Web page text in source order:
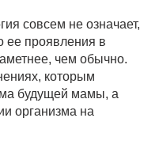
совсем не означает,
ее проявления в
чем обычно.
которым
будущей мамы, а
организма на